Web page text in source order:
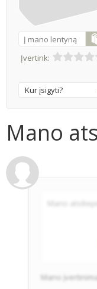
Į mano lentyną
Įvertink:
Kur įsigyti?
Mano
Mano